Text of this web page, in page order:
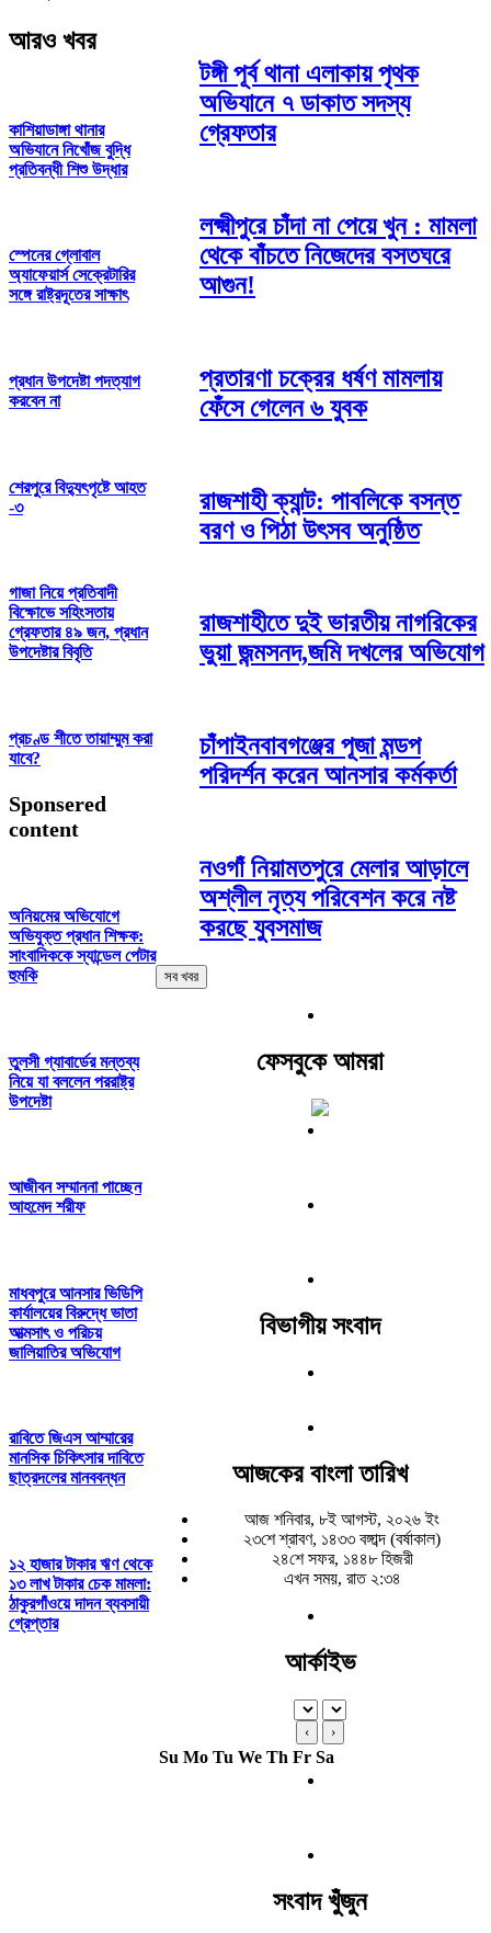
আরও খবর
কাশিয়াডাঙ্গা থানার
অভিযানে নিখোঁজ বুদ্ধি
প্রতিবন্ধী শিশু উদ্ধার
স্পেনের গ্লোবাল
অ্যাফেয়ার্স সেক্রেটারির
সঙ্গে রাষ্ট্রদূতের সাক্ষাৎ
প্রধান উপদেষ্টা পদত্যাগ
করবেন না
শেরপুরে বিদ্যুৎপৃষ্টে আহত
-৩
গাজা নিয়ে প্রতিবাদী
বিক্ষোভে সহিংসতায়
গ্রেফতার ৪৯ জন, প্রধান
উপদেষ্টার বিবৃতি
প্রচণ্ড শীতে তায়াম্মুম করা
যাবে?
Sponsered
content
অনিয়মের অভিযোগে
অভিযুক্ত প্রধান শিক্ষক:
সাংবাদিককে স্যান্ডেল পেটার
হুমকি
তুলসী গ্যাবার্ডের মন্তব্য
নিয়ে যা বললেন পররাষ্ট্র
উপদেষ্টা
আজীবন সম্মাননা পাচ্ছেন
আহমেদ শরীফ
মাধবপুরে আনসার ভিডিপি
কার্যালয়ের বিরুদ্ধে ভাতা
আত্মসাৎ ও পরিচয়
জালিয়াতির অভিযোগ
রাবিতে জিএস আম্মারের
মানসিক চিকিৎসার দাবিতে
ছাত্রদলের মানববন্ধন
১২ হাজার টাকার ঋণ থেকে
১৩ লাখ টাকার চেক মামলা:
ঠাকুরগাঁওয়ে দাদন ব্যবসায়ী
গ্রেপ্তার
টঙ্গী পূর্ব থানা এলাকায় পৃথক
অভিযানে ৭ ডাকাত সদস্য
গ্রেফতার
লক্ষ্মীপুরে চাঁদা না পেয়ে খুন : মামলা
থেকে বাঁচতে নিজেদের বসতঘরে
আগুন!
প্রতারণা চক্রের ধর্ষণ মামলায়
ফেঁসে গেলেন ৬ যুবক
রাজশাহী ক্যান্ট: পাবলিকে বসন্ত
বরণ ও পিঠা উৎসব অনুষ্ঠিত
রাজশাহীতে দুই ভারতীয় নাগরিকের
ভুয়া জন্মসনদ,জমি দখলের অভিযোগ
চাঁপাইনবাবগঞ্জের পূজা মন্ডপ
পরিদর্শন করেন আনসার কর্মকর্তা
নওগাঁ নিয়ামতপুরে মেলার আড়ালে
অশ্লীল নৃত্য পরিবেশন করে নষ্ট
করছে যুবসমাজ
সব খবর
ফেসবুকে আমরা
বিভাগীয় সংবাদ
আজকের বাংলা তারিখ
আজ শনিবার, ৮ই আগস্ট, ২০২৬ ইং
২৩শে শ্রাবণ, ১৪৩৩ বঙ্গাব্দ (বর্ষাকাল)
২৪শে সফর, ১৪৪৮ হিজরী
এখন সময়, রাত ২:৩৪
আর্কাইভ
‹ ›
Su Mo Tu We Th Fr Sa
সংবাদ খুঁজুন